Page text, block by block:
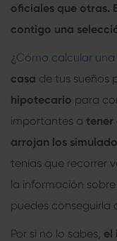
oficiales que otras.
contigo una
¿ Cómo calcular
casa de tus sueños
hipotecario para
importantes a tener
arrojan los
tenías que recorrer
la información
puedes conseguirla
Por si no lo sabes, el